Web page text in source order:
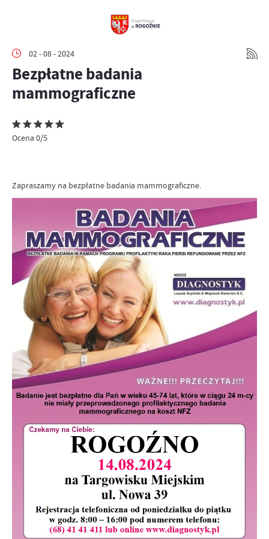
02 - 08 - 2024
Bezpłatne badania
mammograficzne
Ocena 0/5
Zapraszamy na bezpłatne badania mammograficzne.